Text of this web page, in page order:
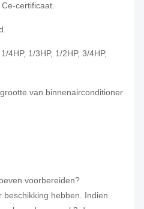
certificaat.
4HP, 1/3HP, 1/2HP, 3/4HP,
van binnenairconditioner
voorbereiden?
hebben. Indien